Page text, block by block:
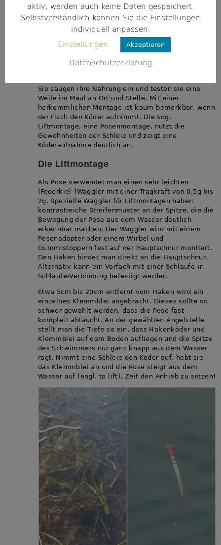
Wählerische Feinschmecker
Sie saugen ihre Nahrung ein und testen sie eine
Weile im Maul an Ort und Stelle. Mit einer
herkömmlichen Montage ist kaum bemerkbar, wenn
der Fisch den Köder aufnimmt. Die sog.
Liftmontage, eine Posenmontage, nutzt die
Gewohnheiten der Schleie und zeigt eine
Köderaufnahme deutlich an.
Die Liftmontage
Als Pose verwendet man einen sehr leichten
(Federkiel-)Waggler mit einer Tragkraft von 0,5g bis
2g. Spezielle Waggler für Liftmontagen haben
kontrastreiche Streifenmuster an der Spitze, die die
Bewegung der Pose aus dem Wasser deutlich
erkennbar machen. Der Waggler wird mit einem
Posenadapter oder einem Wirbel und
Gummistoppern fest auf der Hauptschnur montiert.
Den Haken bindet man direkt an die Hauptschnur.
Alternativ kann ein Vorfach mit einer Schlaufe-in-
Schlaufe-Verbindung befestigt werden.
Etwa 5cm bis 20cm entfernt vom Haken wird ein
einzelnes Klemmblei angebracht. Dieses sollte so
schwer gewählt werden, dass die Pose fast
komplett abtaucht. An der gewählten Angelstelle
stellt man die Tiefe so ein, dass Hakenköder und
Klemmblei auf dem Boden aufliegen und die Spitze
des Schwimmers nur ganz knapp aus dem Wasser
ragt. Nimmt eine Schleie den Köder auf, hebt sie
das Klemmblei an und die Pose steigt aus dem
Wasser auf (engl. to lift). Zeit den Anhieb zu setzen!
aktiv, werden auch keine Daten gespeichert.
Selbstverständlich können Sie die Einstellungen
individuell anpassen.
Einstellungen
Akzeptieren
Datenschutzerklärung